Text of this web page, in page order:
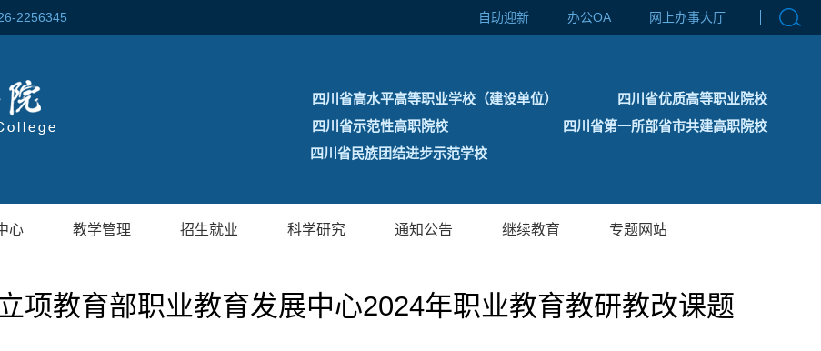
2256345 自助迎新 办公OA 网上办事大厅
四川省高水平高等职业学校（建设单位）
四川省优质高等职业院校
四川省示范性高职院校
四川省第一所部省市共建高职院校
四川省民族团结进步示范学校
心 教学管理 招生就业 科学研究 通知公告 继续教育 专题网站
项教育部职业教育发展中心2024年职业教育教研教改课题